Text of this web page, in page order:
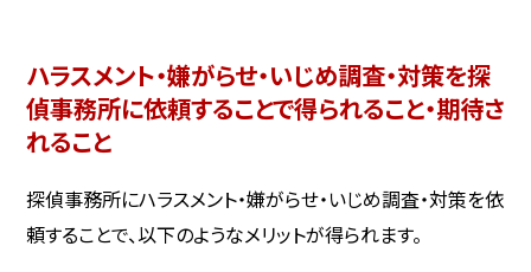
ハラスメント・嫌がらせ・いじめ調査・対策を探
偵事務所に依頼することで得られること・期待さ
れること
探偵事務所にハラスメント・嫌がらせ・いじめ調査・対策を依
頼することで、以下のようなメリットが得られます。